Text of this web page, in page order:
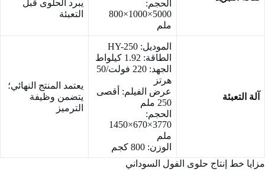
الحجم:
5000×1000×800
ملم
يبرد الحلوى قبل
التعبئة
آلة التعبئة
الموديل: HY-250
الطاقة: 1.92 كيلواط
الجهد: 220 فولت/50
هرتز
عرض الفيلم: أقصى
250 ملم
الحجم:
3770×670×1450
ملم
الوزن: 800 كجم
يعتمد المنتج النهائي؛
يتضمن وظيفة
الترميز
مزايا خط إنتاج حلوى الفول السوداني